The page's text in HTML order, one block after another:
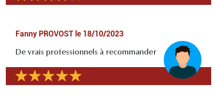
Fanny PROVOST le 18/10/2023
De vrais professionnels à recommander